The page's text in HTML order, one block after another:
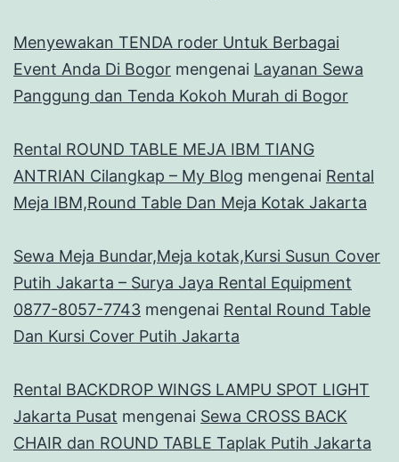
Menyewakan TENDA roder Untuk Berbagai
Event Anda Di Bogor mengenai Layanan Sewa
Panggung dan Tenda Kokoh Murah di Bogor
Rental ROUND TABLE MEJA IBM TIANG
ANTRIAN Cilangkap – My Blog mengenai Rental
Meja IBM,Round Table Dan Meja Kotak Jakarta
Sewa Meja Bundar,Meja kotak,Kursi Susun Cover
Putih Jakarta – Surya Jaya Rental Equipment
0877-8057-7743 mengenai Rental Round Table
Dan Kursi Cover Putih Jakarta
Rental BACKDROP WINGS LAMPU SPOT LIGHT
Jakarta Pusat mengenai Sewa CROSS BACK
CHAIR dan ROUND TABLE Taplak Putih Jakarta